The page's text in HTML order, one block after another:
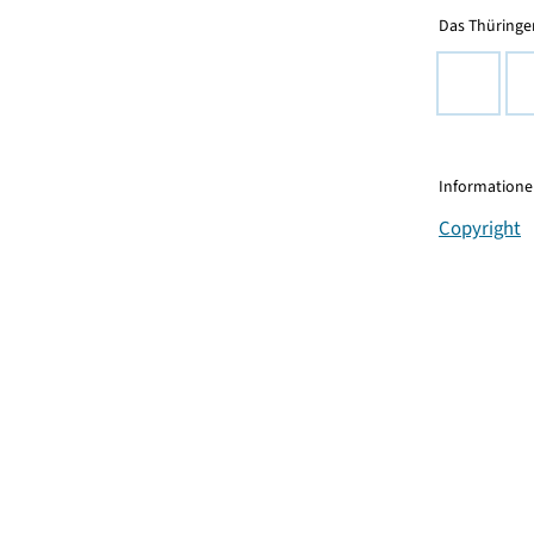
Das
Copyright